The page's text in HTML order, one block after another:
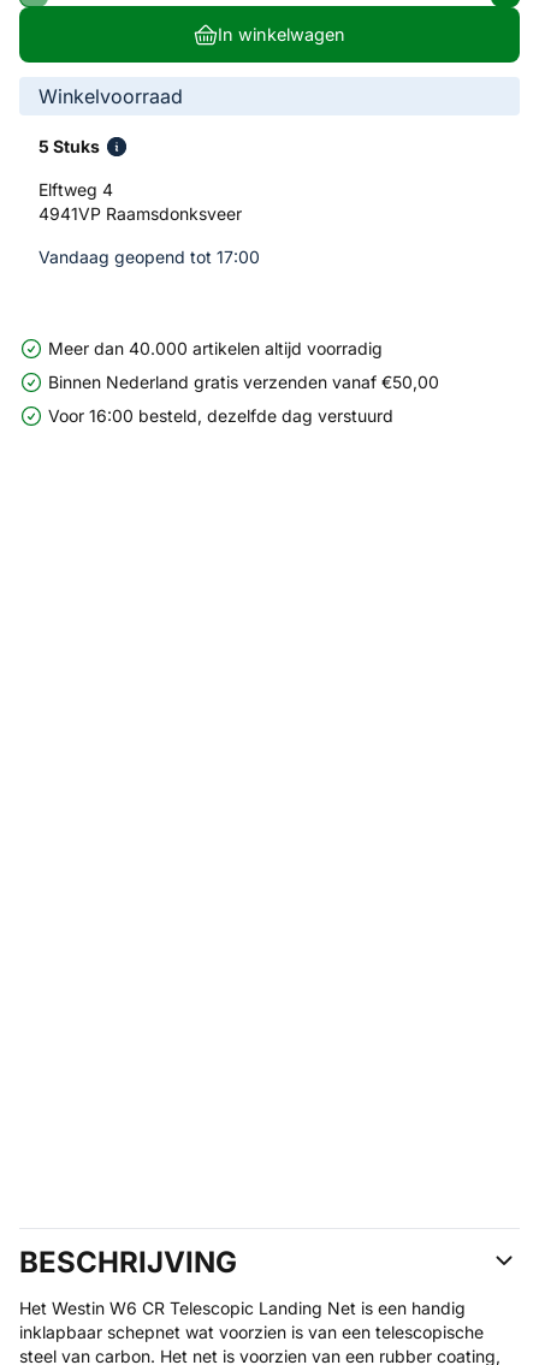
In winkelwagen
Winkelvoorraad
5 Stuks
Elftweg 4
4941VP Raamsdonksveer
Vandaag geopend tot 17:00
Meer dan 40.000 artikelen altijd voorradig
Binnen Nederland gratis verzenden vanaf €50,00
Voor 16:00 besteld, dezelfde dag verstuurd
BESCHRIJVING
Het Westin W6 CR Telescopic Landing Net is een handig
inklapbaar schepnet wat voorzien is van een telescopische
steel van carbon. Het net is voorzien van een rubber coating,